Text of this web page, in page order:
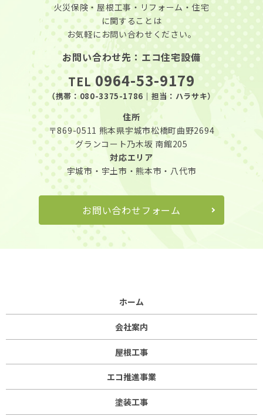
火災保険・屋根工事・リフォーム・住宅
に関することは
お気軽にお問い合わせください。
お問い合わせ先：エコ住宅設備
TEL0964-53-9179
（携帯：080-3375-1786 ｜担当：ハラサキ）
住所
〒869-0511 熊本県宇城市松橋町曲野2694
グランコート乃木坂 南館205
対応エリア
宇城市・宇土市・熊本市・八代市
お問い合わせフォーム
ホーム
会社案内
屋根工事
エコ推進事業
塗装工事